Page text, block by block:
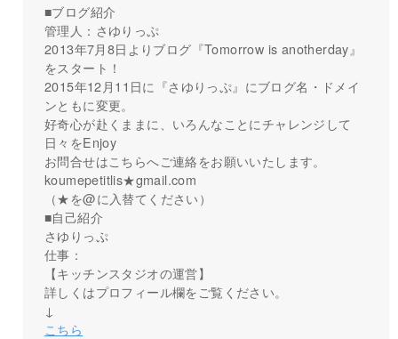
■ブログ紹介
管理人：さゆりっぷ
2013年7月8日よりブログ『Tomorrow is anotherday』
をスタート！
2015年12月11日に『さゆりっぷ』にブログ名・ドメイ
ンともに変更。
好奇心が赴くままに、いろんなことにチャレンジして
日々をEnjoy
お問合せはこちらへご連絡をお願いいたします。
koumepetitlis★gmail.com
（★を@に入替てください）
■自己紹介
さゆりっぷ
仕事：
【キッチンスタジオの運営】
詳しくはプロフィール欄をご覧ください。
↓
こちら